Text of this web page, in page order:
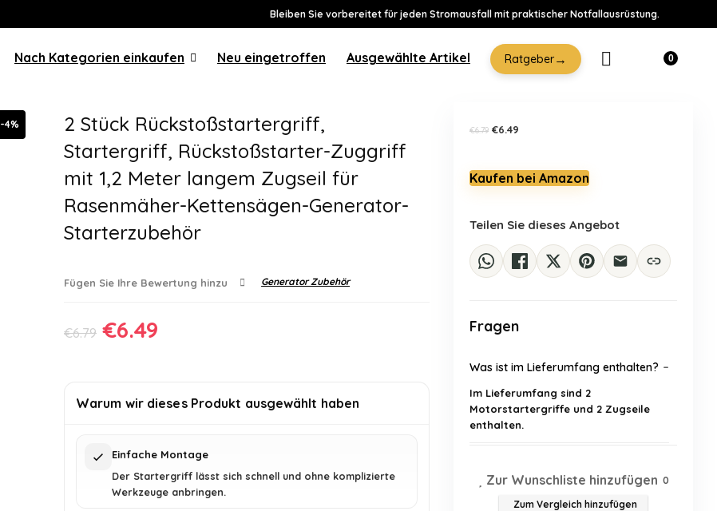
Bleiben Sie vorbereitet für jeden Stromausfall mit praktischer Notfallausrüstung.
Nach Kategorien einkaufen Neu eingetroffen Ausgewählte Artikel Ratgeber→ 0
-4%
2 Stück Rückstoßstartergriff,
Startergriff, Rückstoßstarter-Zuggriff
mit 1,2 Meter langem Zugseil für
Rasenmäher-Kettensägen-Generator-
Starterzubehör
Fügen Sie Ihre Bewertung hinzu Generator Zubehör
€6.79 Ursprünglicher
€6.79
€6.49
€6.49.
Warum wir dieses Produkt ausgewählt haben
Einfache Montage
Der Startergriff lässt sich schnell und ohne komplizierte
Werkzeuge anbringen.
€6.79 Ursprünglicher
war:
€6.49
ist:
Kaufen bei Amazon
Teilen Sie dieses Angebot
Fragen
Was ist im Lieferumfang enthalten?
Im Lieferumfang sind 2
Motorstartergriffe und 2 Zugseile
enthalten.
Rückstoßstartergriff verwendet?
Zur Wunschliste hinzufügen 0
Zum Vergleich hinzufügen